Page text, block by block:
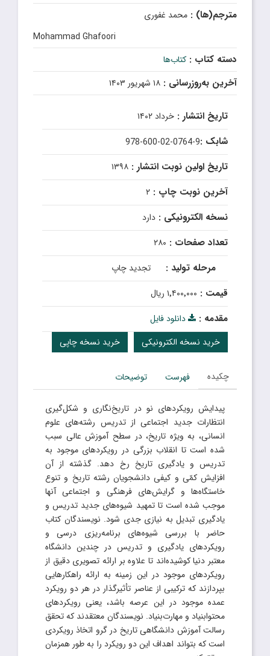
مترجم(ها) : محمد غفوری
Mohammad Ghafoori
دسته کتاب : کتاب‌ها
آخرین به‌روزرسانی : ۱۸ شهریور ۱۴۰۳
تاریخ انتشار : خرداد ۱۴۰۲
شابک :978-600-02-0764-9
تاریخ اولین نوبت انتشار : ۱۳۹۸
آخرین نوبت چاپ : ۲
نسخه الکترونیکی : دارد
تعداد صفحات : ۲۸۰
مرحله تولید : تجدید چاپ
قیمت : ۱٬۴۰۰٬۰۰۰ ریال
مقدمه :
دانلود فایل
خرید نسخه چاپی
خرید نسخه الکترونیکی
چکیده فهرست توضیحات
پیدایش رویکردهای نو در تاریخ‌نگاری و شکل‌گیری
انتظارات جدید اجتماعی از تدریس رشته‌های علوم
انسانی، به ‎ویژه تاریخ، در سطح آموزش عالی سبب
شده است تا انقلاب بزرگی در رویکردهای موجود به
تدریس و یادگیری تاریخ رخ دهد. گذشته از آن
افزایش کمّی و کیفی دانشجویان رشته تاریخ و تنوع
خاستگاه‌ها و گرایش‌های فرهنگی و اجتماعی آنها
موجب شده است تا تمهید شیوه‌های جدید تدریس و
یادگیری تبدیل به نیازی جدی شود. نویسندگان کتاب
حاضر با بررسی شیو‌ه‌های برنامه‌‎ریزی درسی و
رویکردهای یادگیری و تدریس در چندین دانشگاه
معتبر دنیا کوشیده‌اند تا علاوه بر ارائه تصویری دقیق از
رویکردهای موجود در این زمینه به ارائه راهکارهایی
بپردازند که ترکیبی از عناصر تأثیرگذار در هر دو رویکرد
عمده موجود در این عرصه باشد، یعنی رویکردهای
محتوابنیاد و مهارت‌بنیاد. نویسندگان معتقدند که تحقق
رسالت آموزش دانشگاهی تاریخ در گرو اتخاذ رویکردی
است که بتواند اهداف این دو رویکرد را به طور هم‎زمان